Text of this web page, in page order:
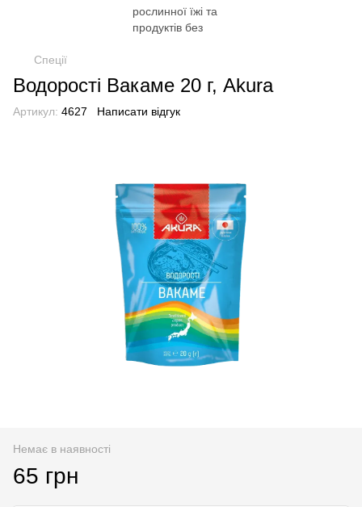
Спеції
Водорості Вакаме 20 г, Akura
Артикул: 4627 Написати відгук
Немає в наявності
65 грн